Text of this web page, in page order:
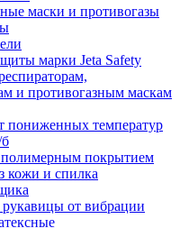
маски и противогазы
марки Jeta Safety
и противогазным маскам
пониженных температур
полимерным покрытием
кожи и спилка
от вибрации